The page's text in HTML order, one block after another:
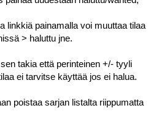
linkkiä painamalla voi muuttaa tilaa
> haluttu jne.
takia että perinteinen +/- tyyli
ei tarvitse käyttää jos ei halua.
poistaa sarjan listalta riippumatta